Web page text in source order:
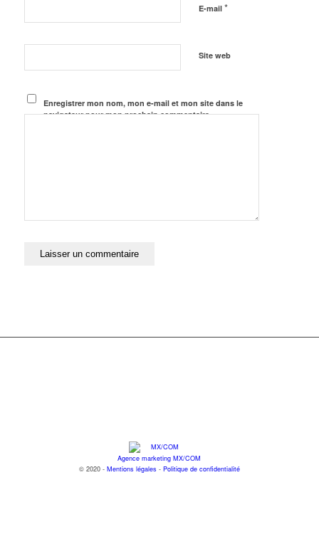
E-mail *
Site web
Enregistrer mon nom, mon e-mail et mon site dans le
navigateur pour mon prochain commentaire.
Agence marketing MX/COM
© 2020 - Mentions légales - Politique de confidentialité